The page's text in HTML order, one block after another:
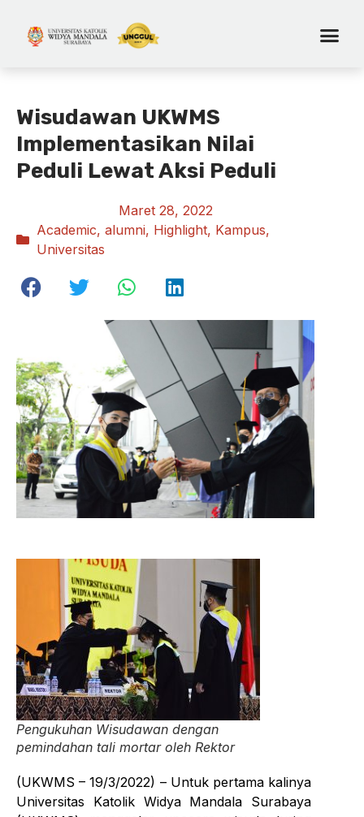
Wisudawan UKWMS
Implementasikan Nilai
Peduli Lewat Aksi Peduli
Maret 28, 2022
Academic, alumni, Highlight, Kampus,
Universitas
Pengukuhan Wisudawan dengan
pemindahan tali mortar oleh Rektor
(UKWMS – 19/3/2022) – Untuk pertama kalinya
Universitas Katolik Widya Mandala Surabaya